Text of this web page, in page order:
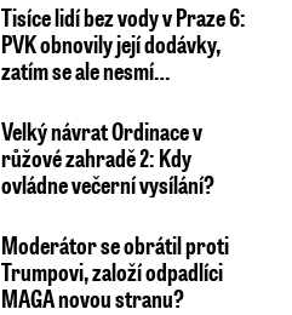
Tisíce lidí bez vody v Praze 6:
PVK obnovily její dodávky,
zatím se ale nesmí…
Velký návrat Ordinace v
růžové zahradě 2: Kdy
ovládne večerní vysílání?
Moderátor se obrátil proti
Trumpovi, založí odpadlíci
MAGA novou stranu?